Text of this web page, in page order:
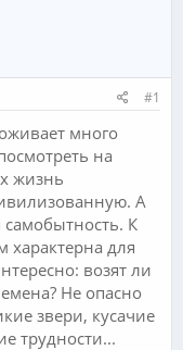
#1
много
на
жизнь
А
самобытность. К
характерна для
возят ли
Не опасно
звери, кусачие
трудности...